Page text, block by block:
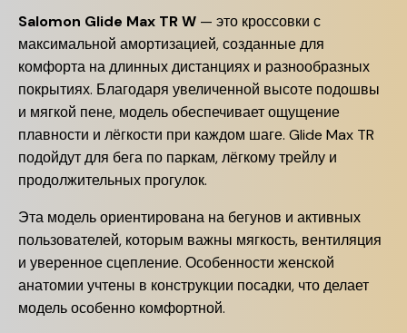
Salomon Glide Max TR W — это кроссовки с
максимальной амортизацией, созданные для
комфорта на длинных дистанциях и разнообразных
покрытиях. Благодаря увеличенной высоте подошвы
и мягкой пене, модель обеспечивает ощущение
плавности и лёгкости при каждом шаге. Glide Max TR
подойдут для бега по паркам, лёгкому трейлу и
продолжительных прогулок.
Эта модель ориентирована на бегунов и активных
пользователей, которым важны мягкость, вентиляция
и уверенное сцепление. Особенности женской
анатомии учтены в конструкции посадки, что делает
модель особенно комфортной.